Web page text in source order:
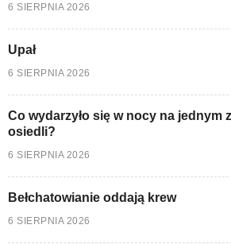
6 SIERPNIA 2026
Upał
6 SIERPNIA 2026
Co wydarzyło się w nocy na jednym
osiedli?
6 SIERPNIA 2026
Bełchatowianie oddają krew
6 SIERPNIA 2026